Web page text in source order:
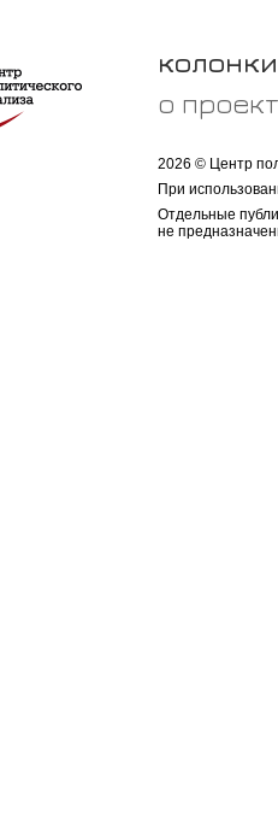
колонки
о
2026 © Центр
При
Отдельные
не